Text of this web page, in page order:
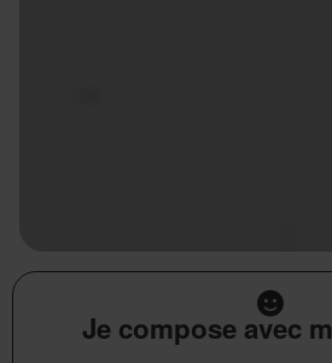
Je compose avec